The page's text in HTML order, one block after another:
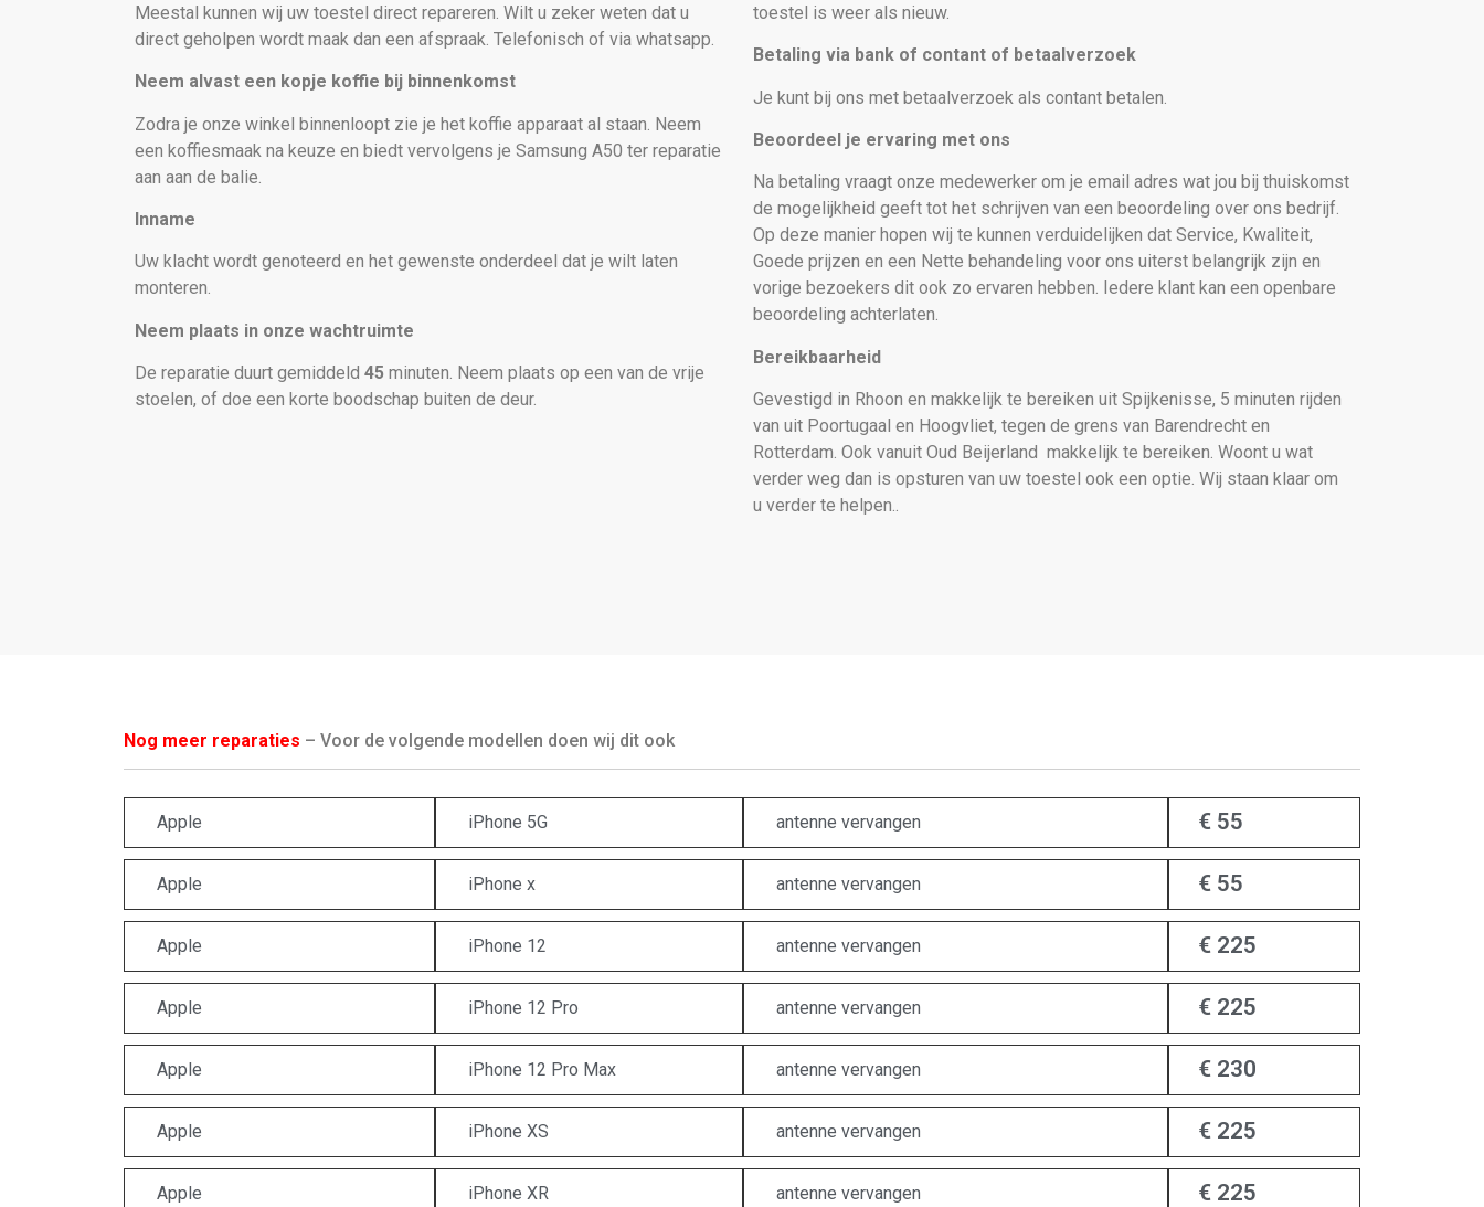
Meestal kunnen wij uw toestel direct repareren. Wilt u zeker weten dat u
direct geholpen wordt maak dan een afspraak. Telefonisch of via whatsapp.
Neem alvast een kopje koffie bij binnenkomst
Zodra je onze winkel binnenloopt zie je het koffie apparaat al staan. Neem
een koffiesmaak na keuze en biedt vervolgens je Samsung A50 ter reparatie
aan aan de balie.
Inname
Uw klacht wordt genoteerd en het gewenste onderdeel dat je wilt laten
monteren.
Neem plaats in onze wachtruimte
De reparatie duurt gemiddeld 45 minuten. Neem plaats op een van de vrije
stoelen, of doe een korte boodschap buiten de deur.
toestel is weer als nieuw.
Betaling via bank of contant of betaalverzoek
Je kunt bij ons met betaalverzoek als contant betalen.
Beoordeel je ervaring met ons
Na betaling vraagt onze medewerker om je email adres wat jou bij thuiskomst
de mogelijkheid geeft tot het schrijven van een beoordeling over ons bedrijf.
Op deze manier hopen wij te kunnen verduidelijken dat Service, Kwaliteit,
Goede prijzen en een Nette behandeling voor ons uiterst belangrijk zijn en
vorige bezoekers dit ook zo ervaren hebben. Iedere klant kan een openbare
beoordeling achterlaten.
Bereikbaarheid
Gevestigd in Rhoon en makkelijk te bereiken uit Spijkenisse, 5 minuten rijden
van uit Poortugaal en Hoogvliet, tegen de grens van Barendrecht en
Rotterdam. Ook vanuit Oud Beijerland makkelijk te bereiken. Woont u wat
verder weg dan is opsturen van uw toestel ook een optie. Wij staan klaar om
u verder te helpen..
Nog meer reparaties – Voor de volgende modellen doen wij dit ook
Apple iPhone 5G antenne vervangen € 55
Apple iPhone x antenne vervangen € 55
Apple iPhone 12 antenne vervangen € 225
Apple iPhone 12 Pro antenne vervangen € 225
Apple iPhone 12 Pro Max antenne vervangen € 230
Apple iPhone XS antenne vervangen € 225
Apple iPhone XR antenne vervangen € 225